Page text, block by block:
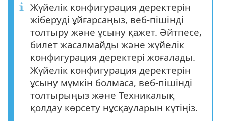
Жүйелік конфигурация деректерін
жіберуді ұйғарсаңыз, веб-пішінді
толтыру және ұсыну қажет. Әйтпесе,
билет жасалмайды және жүйелік
конфигурация деректері жоғалады.
Жүйелік конфигурация деректерін
ұсыну мүмкін болмаса, веб-пішінді
толтырыңыз және Техникалық
қолдау көрсету нұсқауларын күтіңіз.